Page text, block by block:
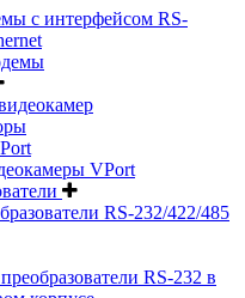
с интерфейсом RS-
VPort
RS-232/422/485
RS-232 в